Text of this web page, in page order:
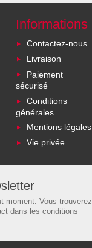
Informations
Contactez-nous
Livraison
Paiement
sécurisé
Conditions
générales
Mentions légales
Vie privée
moment. Vous trouverez
dans les conditions